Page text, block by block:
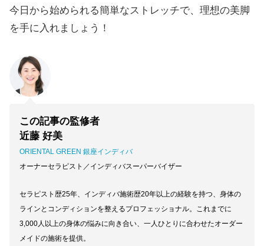
今日から始められる簡単なストレッチで、理想の美脚
を手に入れましょう！
この記事の監修者
近藤 好美
ORIENTAL GREEN 銀座インディバ
オーナーセラピスト／インディバスーパーバイザー
セラピスト歴25年、インディバ施術歴20年以上の経験を持つ、身体の
ラインとコンディションを整えるプロフェッショナル。これまでに
3,000人以上の身体の悩みに向き合い、一人ひとりに合わせたオーダー
メイドの施術を提供。